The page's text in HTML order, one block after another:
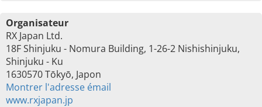
Organisateur
RX Japan Ltd.
18F Shinjuku - Nomura Building, 1-26-2 Nishishinjuku,
Shinjuku - Ku
1630570 Tōkyō, Japon
Montrer l'adresse émail
www.rxjapan.jp